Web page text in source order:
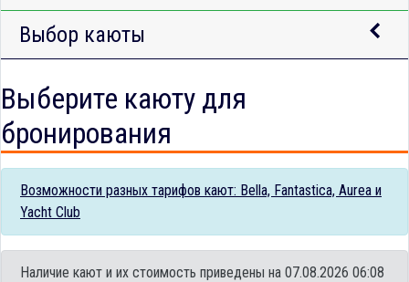
Выбор каюты
Выберите каюту для
бронирования
Возможности разных тарифов кают: Bella, Fantastica, Aurea и
Yacht Club
Наличие кают и их стоимость приведены на 07.08.2026 06:08